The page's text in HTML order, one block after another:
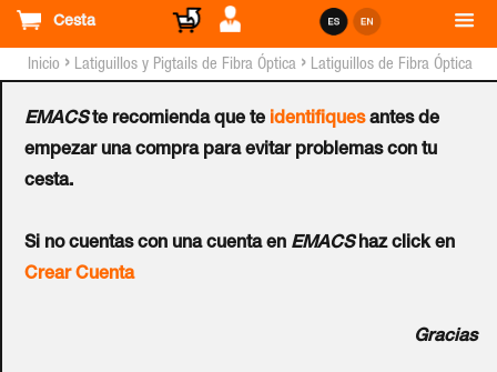
Cesta
EMACSte recomienda que te identifiquesantes de
empezar una compra para evitar problemas con tu
cesta.
Si no cuentas con una cuenta en EMACShaz click en
Crear Cuenta
Gracias
Inicio › Latiguillos y Pigtails de Fibra Óptica › Latiguillos de Fibra Óptica
Latiguillo de Fibra OS2
LC-ST 09/125 Dúplex
LSZH Amarillo 5 M